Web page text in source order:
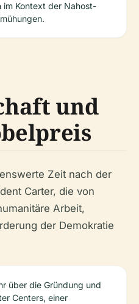
im Kontext der Nahost-
und
Zeit nach der
Carter, die von
Arbeit,
der Demokratie
über die Gründung und
Centers, einer